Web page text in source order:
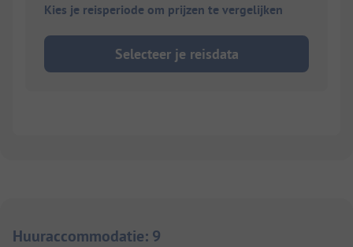
Kies je reisperiode om prijzen te vergelijken
Selecteer je reisdata
Huuraccommodatie: 9